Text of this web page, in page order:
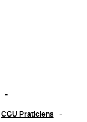
-
CGU Praticiens -